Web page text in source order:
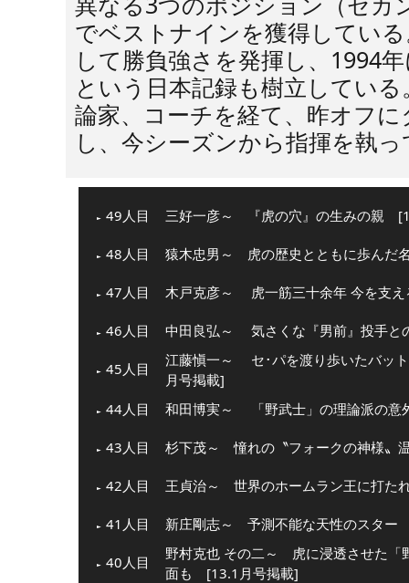
でベストナインを獲得してい
して勝負強さを発揮し、1994
という日本記録も樹立してい
論家、コーチを経て、昨オフ
し、今シーズンから指揮を執
49人目 三好一彦～ 『虎の穴』の生みの親
48人目 猿木忠男～ 虎の歴史とともに歩んだ
47人目 木戸克彦～ 虎一筋三十余年 今を支
46人目 中田良弘～ 気さくな『男前』投手
45人目
江藤愼一～ セ･パを渡り歩いたバッ
月号掲載]
44人目
和田博実～ 「野武士」の理論派の
43人目 杉下茂～ 憧れの〝フォークの神様〟
42人目 王貞治～ 世界のホームラン王に打た
41人目 新庄剛志～ 予測不能な天性のスタ
40人目
野村克也 その二～ 虎に浸透させた
面も [13.1月号掲載]